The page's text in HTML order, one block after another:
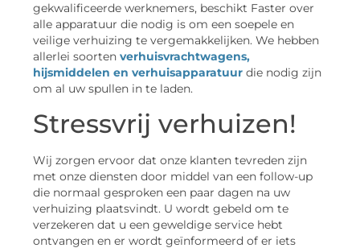
gekwalificeerde werknemers, beschikt Faster over
alle apparatuur die nodig is om een soepele en
veilige verhuizing te vergemakkelijken. We hebben
allerlei soorten verhuisvrachtwagens,
hijsmiddelen en verhuisapparatuur die nodig zijn
om al uw spullen in te laden.
Stressvrij verhuizen!
Wij zorgen ervoor dat onze klanten tevreden zijn
met onze diensten door middel van een follow-up
die normaal gesproken een paar dagen na uw
verhuizing plaatsvindt. U wordt gebeld om te
verzekeren dat u een geweldige service hebt
ontvangen en er wordt geïnformeerd of er iets